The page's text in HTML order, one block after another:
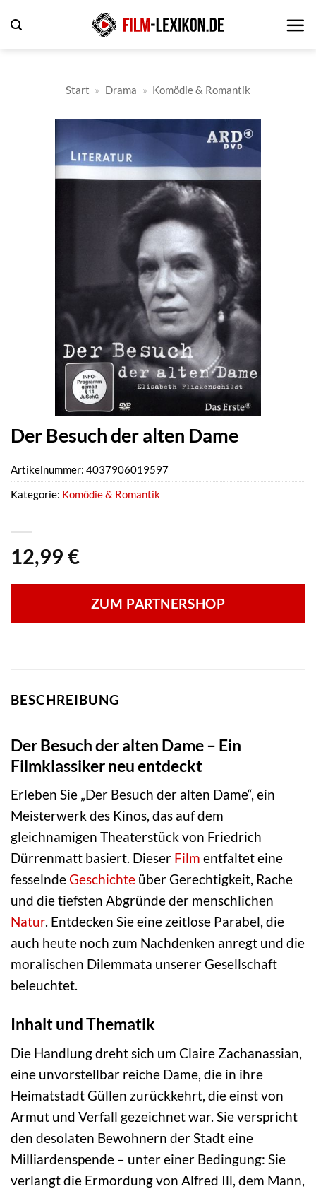
Inhalt
Start » Drama » Komödie & Romantik
Der Besuch der alten Dame
12,99 €
ZUM PARTNERSHOP
Artikelnummer: 4037906019597
Kategorie: Komödie & Romantik
BESCHREIBUNG
Der Besuch der alten Dame – Ein
Filmklassiker neu entdeckt
Erleben Sie „Der Besuch der alten Dame“, ein
Meisterwerk des Kinos, das auf dem
gleichnamigen Theaterstück von Friedrich
Dürrenmatt basiert. Dieser Film entfaltet eine
fesselndeGeschichte über Gerechtigkeit, Rache
und die tiefsten Abgründe der menschlichen
Natur. Entdecken Sie eine zeitlose Parabel, die
auch heute noch zum Nachdenken anregt und die
moralischen Dilemmata unserer Gesellschaft
beleuchtet.
Inhalt und Thematik
Die Handlung dreht sich um Claire Zachanassian,
eine unvorstellbar reiche Dame, die in ihre
Heimatstadt Güllen zurückkehrt, die einst von
Armut und Verfall gezeichnet war. Sie verspricht
den desolaten Bewohnern der Stadt eine
Milliardenspende – unter einer Bedingung: Sie
verlangt die Ermordung von Alfred Ill, dem Mann,